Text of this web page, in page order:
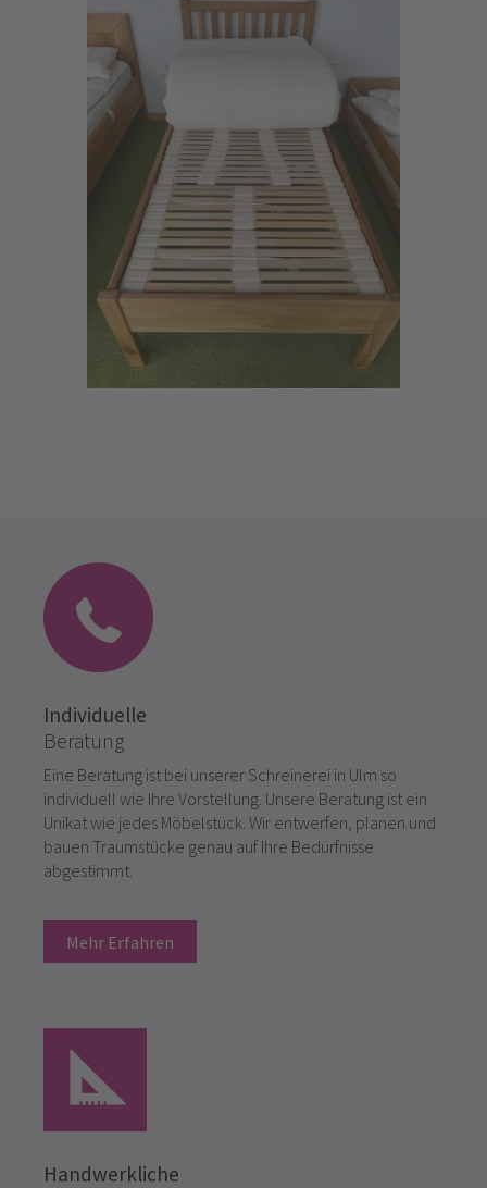
Individuelle
Beratung
Eine Beratung ist bei unserer Schreinerei in Ulm so
individuell wie Ihre Vorstellung. Unsere Beratung ist ein
Unikat wie jedes Möbelstück. Wir entwerfen, planen und
bauen Traumstücke genau auf Ihre Bedürfnisse
abgestimmt.
Mehr Erfahren
Handwerkliche